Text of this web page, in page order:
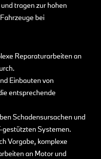
tragen zur hohen
bei
Reparaturarbeiten an
Einbauten von
entsprechende
Schadensursachen und
gestützten Systemen.
Vorgabe, komplexe
an Motor und